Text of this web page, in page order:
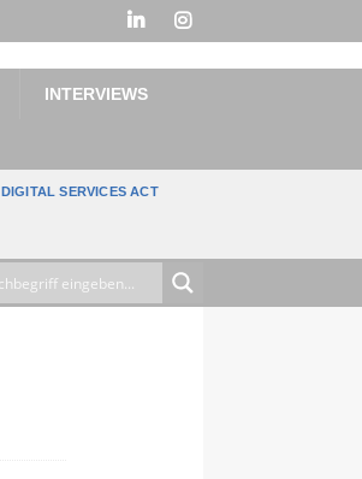
INTERVIEWS
DIGITAL SERVICES ACT